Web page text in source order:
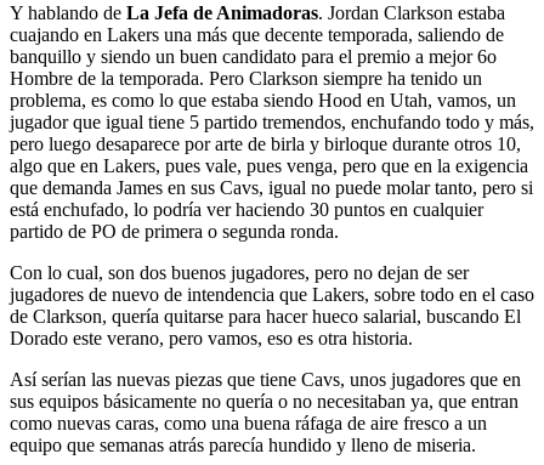
Y hablando de La Jefa de Animadoras. Jordan Clarkson estaba
cuajando en Lakers una más que decente temporada, saliendo de
banquillo y siendo un buen candidato para el premio a mejor 6o
Hombre de la temporada. Pero Clarkson siempre ha tenido un
problema, es como lo que estaba siendo Hood en Utah, vamos, un
jugador que igual tiene 5 partido tremendos, enchufando todo y más,
pero luego desaparece por arte de birla y birloque durante otros 10,
algo que en Lakers, pues vale, pues venga, pero que en la exigencia
que demanda James en sus Cavs, igual no puede molar tanto, pero si
está enchufado, lo podría ver haciendo 30 puntos en cualquier
partido de PO de primera o segunda ronda.
Con lo cual, son dos buenos jugadores, pero no dejan de ser
jugadores de nuevo de intendencia que Lakers, sobre todo en el caso
de Clarkson, quería quitarse para hacer hueco salarial, buscando El
Dorado este verano, pero vamos, eso es otra historia.
Así serían las nuevas piezas que tiene Cavs, unos jugadores que en
sus equipos básicamente no quería o no necesitaban ya, que entran
como nuevas caras, como una buena ráfaga de aire fresco a un
equipo que semanas atrás parecía hundido y lleno de miseria.